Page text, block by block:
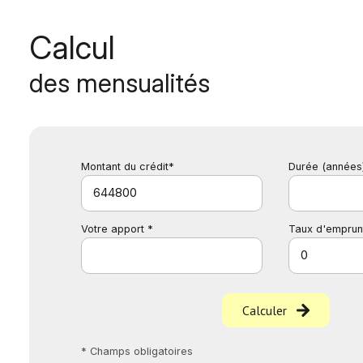
Calcul
des mensualités
Montant du crédit* Durée
Votre apport * Taux
Calculer
* Champs obligatoires